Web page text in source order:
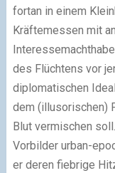
fortan in einem
Kräftemessen mit
des Flüchtens vor
diplomatischen
dem (illusorischen)
Blut vermischen
Vorbilder urban-
er deren fiebrige